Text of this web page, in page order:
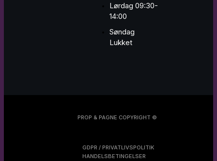
Lørdag 09:30-
14:00
Søndag
Lukket
PROP & PAGNE COPYRIGHT ©
GDPR / PRIVATLIVSPOLITIK
HANDELSBETINGELSER